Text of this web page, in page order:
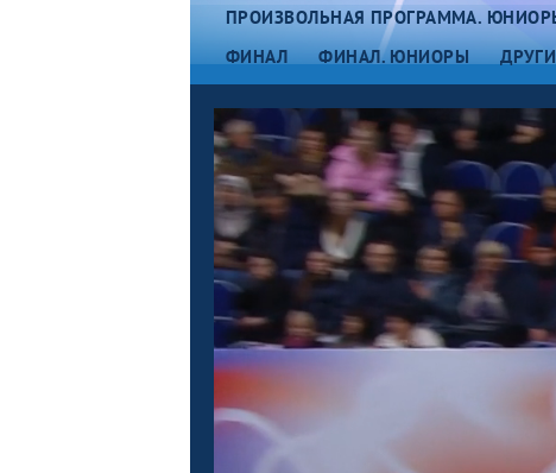
ПРОИЗВОЛЬНАЯ ПРОГРАММА.
ФИНАЛ
ФИНАЛ. ЮНИОРЫ
Этап I. Юниоры. Москва
Этап II. Юниоры.
Магнитогорск
Этап I. Магнитогорск